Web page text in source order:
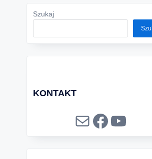
Szukaj
KONTAKT
Mail